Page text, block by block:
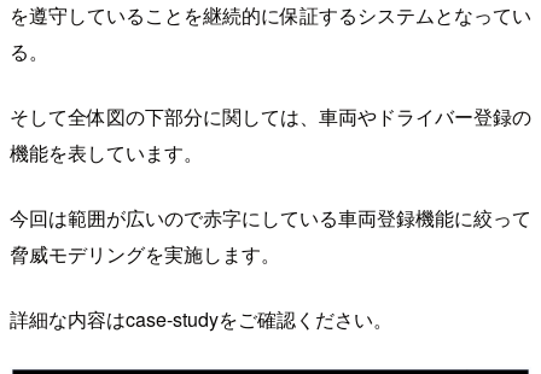
を遵守していることを継続的に保証するシステムとなってい
る。
そして全体図の下部分に関しては、車両やドライバー登録の
機能を表しています。
今回は範囲が広いので赤字にしている車両登録機能に絞って
脅威モデリングを実施します。
詳細な内容はcase-studyをご確認ください。